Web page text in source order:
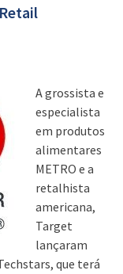
A grossista e
especialista
em produtos
alimentares
METRO e a
retalhista
americana,
Target
lançaram
que terá